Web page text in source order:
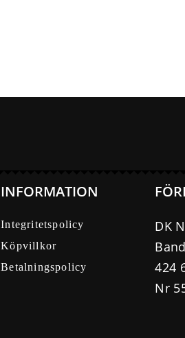
INFORMATION
Integritetspolicy
Köpvillkor
Betalningspolicy
DK
424
Nr